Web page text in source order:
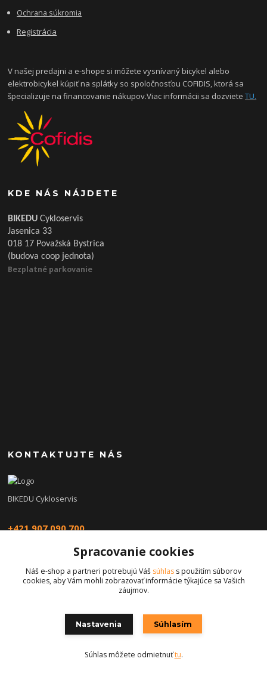
Ochrana súkromia
Registrácia
V našej predajni a e-shope si môžete vysnívaný bicykel alebo
elektrobicykel kúpiť na splátky so spoločnosťou COFIDIS, ktorá sa
špecializuje na financovanie nákupov.Viac informácii sa dozvieteTU.
KDE NÁS NÁJDETE
BIKEDUCykloservis
Jasenica 33
018 17 Považská Bystrica
(budova coop jednota)
Bezplatné parkovanie
KONTAKTUJTE NÁS
BIKEDU Cykloservis
+421 907 090 700
eshop@bikedu.sk
Vytvorené na
Eshop-rychlo.sk
Spracovanie cookies
Náš e-shop a partneri potrebujú Váš súhlas s použitím súborov
cookies, aby Vám mohli zobrazovať informácie týkajúce sa Vašich
záujmov.
Nastavenia Súhlasím
Súhlas môžete odmietnuťtu.